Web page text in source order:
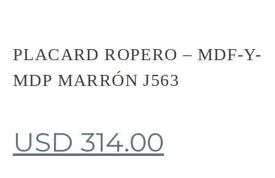
PLACARD ROPERO – MDF-Y-
MDP MARRÓN J563
USD 314.00